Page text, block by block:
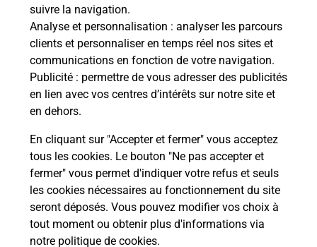
suivre la navigation.
Analyse et personnalisation : analyser les parcours
clients et personnaliser en temps réel nos sites et
communications en fonction de votre navigation.
Publicité : permettre de vous adresser des publicités
en lien avec vos centres d’intérêts sur notre site et
en dehors.
En cliquant sur "Accepter et fermer" vous acceptez
tous les cookies. Le bouton "Ne pas accepter et
fermer" vous permet d'indiquer votre refus et seuls
les cookies nécessaires au fonctionnement du site
seront déposés. Vous pouvez modifier vos choix à
tout moment ou obtenir plus d'informations via
notre politique de cookies.
Ouvert 24h/24
En savoir plus
CONSIGNE PICKUP BUT SAINT LO